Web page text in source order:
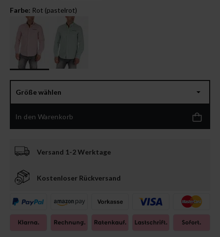
Farbe: Rot (pastelrot)
Größe wählen
In den Warenkorb
Versand 1-2 Werktage
Kostenloser Rückversand